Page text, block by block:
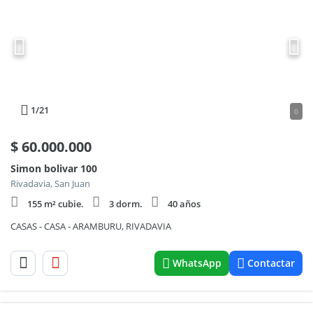
1/21 0
$60.000.000
Simon bolivar 100
Rivadavia, San Juan
155 m² cubie.
3 dorm.
40 años
CASAS - CASA - ARAMBURU, RIVADAVIA
WhatsApp Contactar